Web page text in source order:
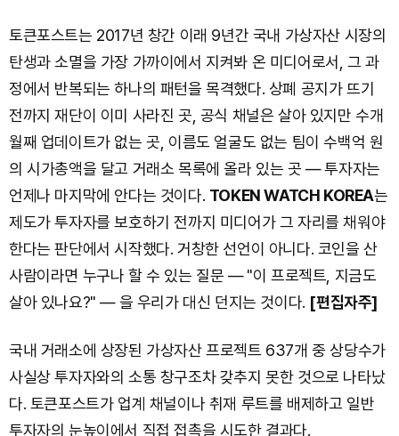
토큰포스트는 2017년 창간 이래 9년간 국내 가상자산 시장의
탄생과 소멸을 가장 가까이에서 지켜봐 온 미디어로서, 그 과
정에서 반복되는 하나의 패턴을 목격했다. 상폐 공지가 뜨기
전까지 재단이 이미 사라진 곳, 공식 채널은 살아 있지만 수개
월째 업데이트가 없는 곳, 이름도 얼굴도 없는 팀이 수백억 원
의 시가총액을 달고 거래소 목록에 올라 있는 곳 — 투자자는
언제나 마지막에 안다는 것이다. TOKEN WATCH KOREA는
제도가 투자자를 보호하기 전까지 미디어가 그 자리를 채워야
한다는 판단에서 시작했다. 거창한 선언이 아니다. 코인을 산
사람이라면 누구나 할 수 있는 질문 — "이 프로젝트, 지금도
살아 있나요?" — 을 우리가 대신 던지는 것이다. [편집자주]
국내 거래소에 상장된 가상자산 프로젝트 637개 중 상당수가
사실상 투자자와의 소통 창구조차 갖추지 못한 것으로 나타났
다. 토큰포스트가 업계 채널이나 취재 루트를 배제하고 일반
투자자의 눈높이에서 직접 접촉을 시도한 결과다.